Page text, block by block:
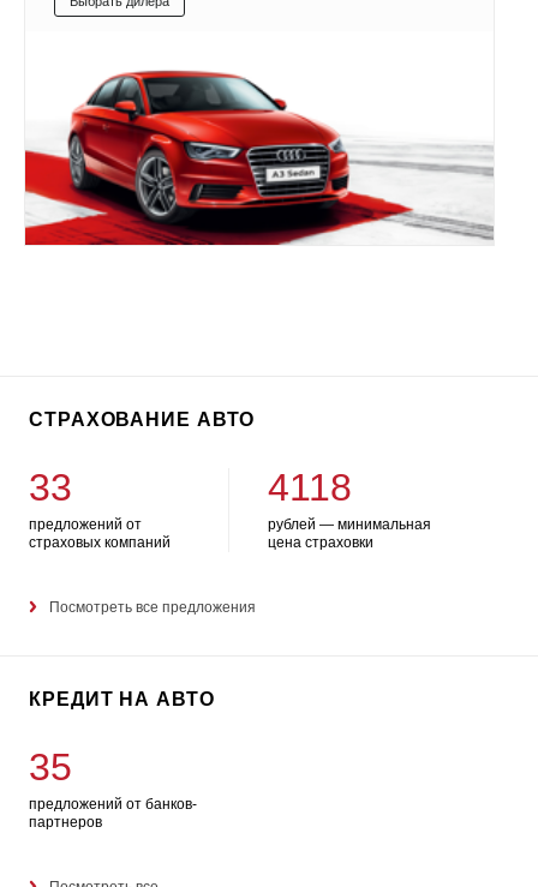
СТРАХОВАНИЕ АВТО
33
предложений от
страховых компаний
4118
рублей — минимальная
цена страховки
Посмотреть все предложения
КРЕДИТ НА АВТО
35
предложений от банков-
партнеров